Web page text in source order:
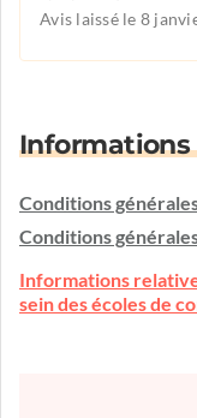
Avis laissé le 8
Informations
Conditions
Conditions
Informations
sein des écoles de